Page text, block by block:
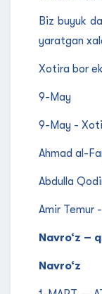
Biz buyuk
yaratgan
Xotira bor
9-May
9-May -
Ahmad al-
Abdulla
Amir Temur
Navro‘z –
Navro‘z